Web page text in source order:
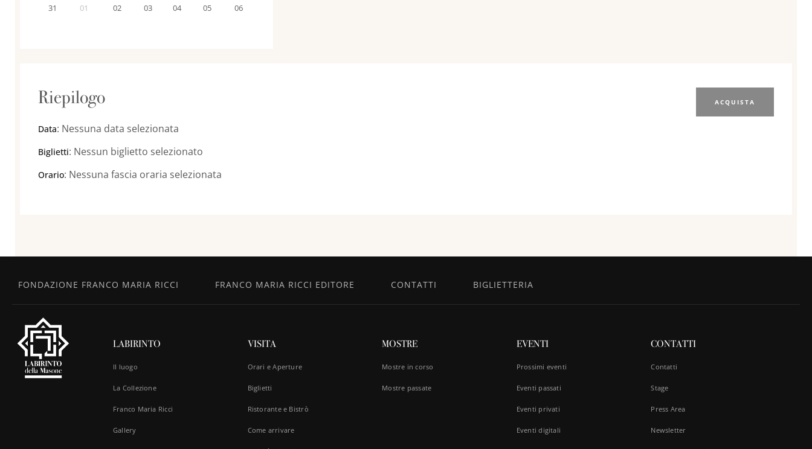
31 01 02 03 04 05 06
Riepilogo
Data: Nessuna data selezionata
Biglietti: Nessun biglietto selezionato
Orario: Nessuna fascia oraria selezionata
ACQUISTA
FONDAZIONE FRANCO MARIA RICCI FRANCO MARIA RICCI EDITORE CONTATTI BIGLIETTERIA
LABIRINTO
Il luogo
La Collezione
Franco Maria Ricci
Gallery
VISITA
Orari e Aperture
Biglietti
Ristorante e Bistrò
Come arrivare
MOSTRE
Mostre in corso
Mostre passate
EVENTI
Prossimi eventi
Eventi passati
Eventi privati
Eventi digitali
CONTATTI
Contatti
Stage
Press Area
Newsletter